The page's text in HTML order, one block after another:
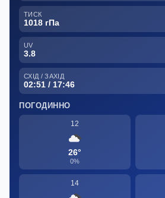
ТИСК
1018 гПа
UV
3.8
СХІД / ЗАХІД
02:51 / 17:46
ПОГОДИННО
12
26°
0%
14